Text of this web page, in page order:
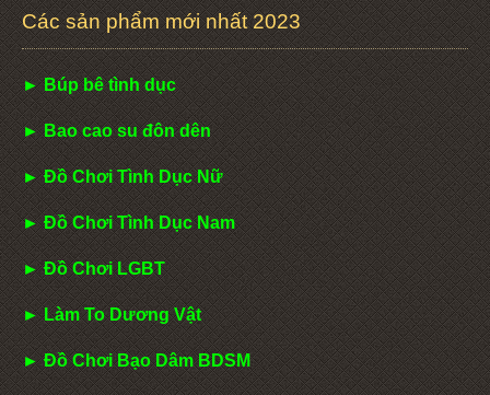
Các sản phẩm mới nhất 2023
► Búp bê tình dục
► Bao cao su đôn dên
► Đồ Chơi Tình Dục Nữ
► Đồ Chơi Tình Dục Nam
► Đồ Chơi LGBT
► Làm To Dương Vật
► Đồ Chơi Bạo Dâm BDSM